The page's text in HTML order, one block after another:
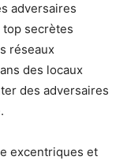
adversaires
secrètes
réseaux
des locaux
des adversaires
excentriques et